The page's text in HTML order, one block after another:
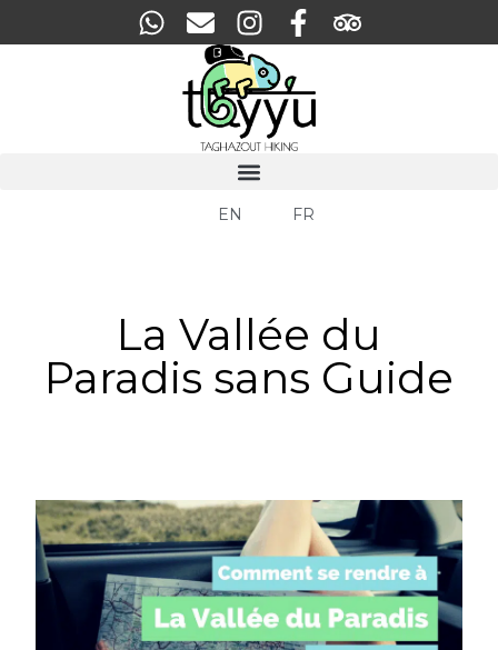
EN FR
La Vallée du
Paradis sans Guide